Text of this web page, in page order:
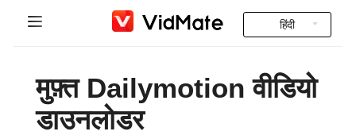
भारतीय वीडियो
हिंदी
Deutsch
मुफ़्त Dailymotion वीडियो
डाउनलोडर